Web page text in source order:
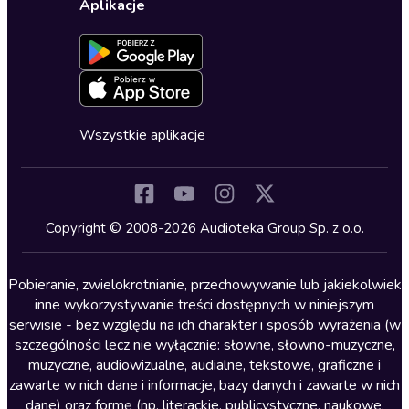
Dla młodzieży
Kryminały
Lektury szkolne
Literatura anglojęzyczna
Literatura faktu
Literatura obyczajowa
Literatura piękna obca
Formularz zgłaszania nielegalnych treści
Deklaracja dostępności
Oferta dla firm i bibliotek
Dołącz do newslettera
Blog
Zapowiedzi
Cykle audiobooków
Aplikacje
Wszystkie aplikacje
Copyright © 2008-2026 Audioteka Group Sp. z o.o.
Pobieranie, zwielokrotnianie, przechowywanie lub jakiekolwiek
inne wykorzystywanie treści dostępnych w niniejszym
serwisie - bez względu na ich charakter i sposób wyrażenia (w
szczególności lecz nie wyłącznie: słowne, słowno-muzyczne,
muzyczne, audiowizualne, audialne, tekstowe, graficzne i
zawarte w nich dane i informacje, bazy danych i zawarte w nich